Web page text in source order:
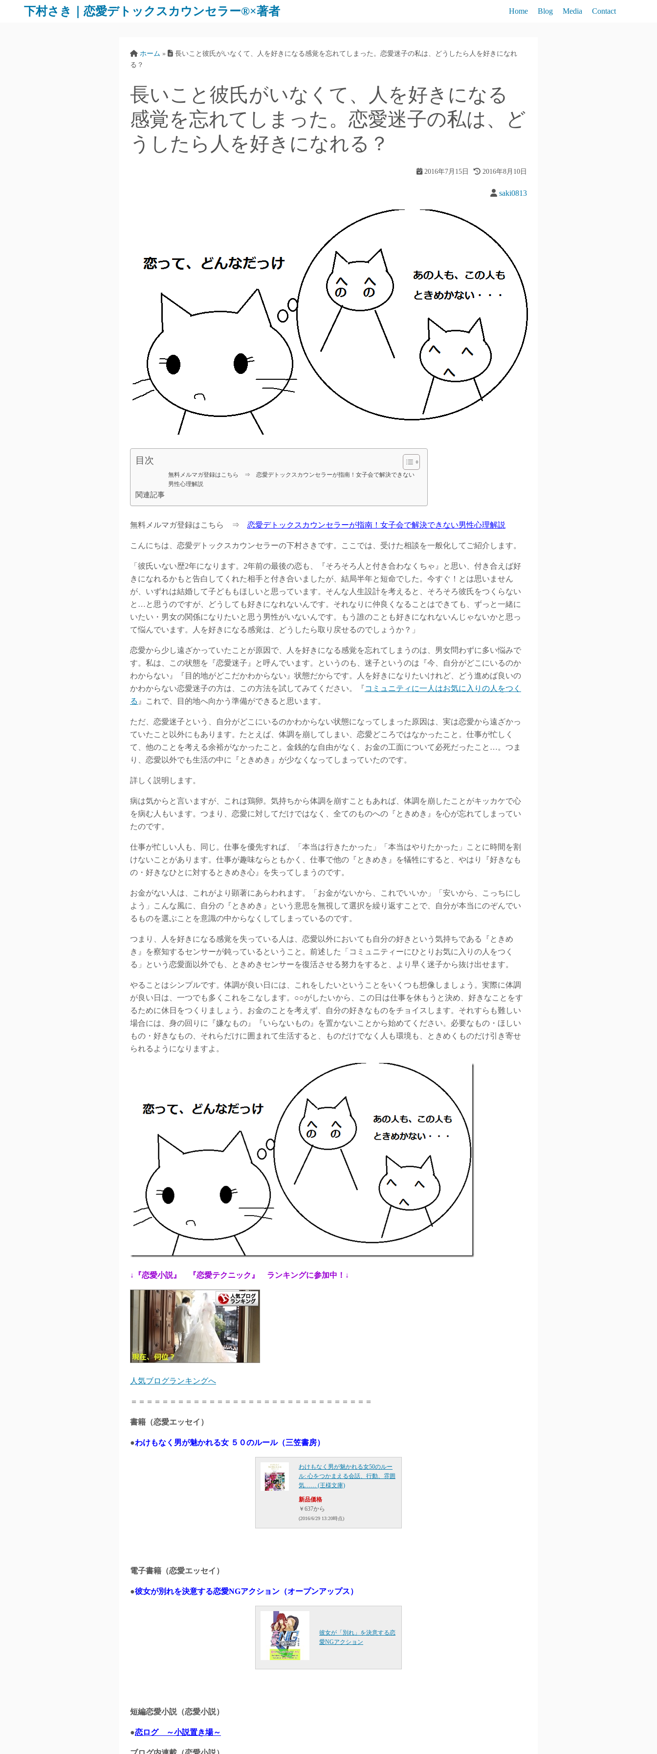
下村さき｜恋愛デトックスカウンセラー®×著者 Home Blog Media Contact
ホーム »
長いこと彼氏がいなくて、人を好きになる感覚を忘れてしまった。恋愛迷子の私は、どうしたら人を好きになれ
る？
長いこと彼氏がいなくて、人を好きになる
感覚を忘れてしまった。恋愛迷子の私は、ど
うしたら人を好きになれる？
2016年7月15日 2016年8月10日
saki0813
目次
無料メルマガ登録はこちら ⇒ 恋愛デトックスカウンセラーが指南！女子会で解決できない
男性心理解説
関連記事
無料メルマガ登録はこちら ⇒ 恋愛デトックスカウンセラーが指南！女子会で解決できない男性心理解説
こんにちは、恋愛デトックスカウンセラーの下村さきです。ここでは、受けた相談を一般化してご紹介します。
「彼氏いない歴2年になります。2年前の最後の恋も、『そろそろ人と付き合わなくちゃ』と思い、付き合えば好
きになれるかもと告白してくれた相手と付き合いましたが、結局半年と短命でした。今すぐ！とは思いません
が、いずれは結婚して子どももほしいと思っています。そんな人生設計を考えると、そろそろ彼氏をつくらない
と…と思うのですが、どうしても好きになれないんです。それなりに仲良くなることはできても、ずっと一緒に
いたい・男女の関係になりたいと思う男性がいないんです。もう誰のことも好きになれないんじゃないかと思っ
て悩んでいます。人を好きになる感覚は、どうしたら取り戻せるのでしょうか？」
恋愛から少し遠ざかっていたことが原因で、人を好きになる感覚を忘れてしまうのは、男女問わずに多い悩みで
す。私は、この状態を『恋愛迷子』と呼んでいます。というのも、迷子というのは『今、自分がどこにいるのか
わからない』『目的地がどこだかわからない』状態だからです。人を好きになりたいけれど、どう進めば良いの
かわからない恋愛迷子の方は、この方法を試してみてください。『コミュニティに一人はお気に入りの人をつく
る 』これで、目的地へ向かう準備ができると思います。
ただ、恋愛迷子という、自分がどこにいるのかわからない状態になってしまった原因は、実は恋愛から遠ざかっ
ていたこと以外にもあります。たとえば、体調を崩してしまい、恋愛どころではなかったこと。仕事が忙しく
て、他のことを考える余裕がなかったこと。金銭的な自由がなく、お金の工面について必死だったこと…。つま
り、恋愛以外でも生活の中に『ときめき』が少なくなってしまっていたのです。
詳しく説明します。
病は気からと言いますが、これは鶏卵。気持ちから体調を崩すこともあれば、体調を崩したことがキッカケで心
を病む人もいます。つまり、恋愛に対してだけではなく、全てのものへの『ときめき』を心が忘れてしまってい
たのです。
仕事が忙しい人も、同じ。仕事を優先すれば、「本当は行きたかった」「本当はやりたかった」ことに時間を割
けないことがあります。仕事が趣味ならともかく、仕事で他の『ときめき』を犠牲にすると、やはり『好きなも
の・好きなひとに対するときめき心』を失ってしまうのです。
お金がない人は、これがより顕著にあらわれます。「お金がないから、これでいいか」「安いから、こっちにし
よう」こんな風に、自分の『ときめき』という意思を無視して選択を繰り返すことで、自分が本当にのぞんでい
るものを選ぶことを意識の中からなくしてしまっているのです。
つまり、人を好きになる感覚を失っている人は、恋愛以外においても自分の好きという気持ちである『ときめ
き』を察知するセンサーが鈍っているということ。前述した「コミュニティーにひとりお気に入りの人をつく
る」という恋愛面以外でも、ときめきセンサーを復活させる努力をすると、より早く迷子から抜け出せます。
やることはシンプルです。体調が良い日には、これをしたいということをいくつも想像しましょう。実際に体調
が良い日は、一つでも多くこれをこなします。○○がしたいから、この日は仕事を休もうと決め、好きなことをす
るために休日をつくりましょう。お金のことを考えず、自分の好きなものをチョイスします。それすらも難しい
場合には、身の回りに『嫌なもの』『いらないもの』を置かないことから始めてください。必要なもの・ほしい
もの・好きなもの、それらだけに囲まれて生活すると、ものだけでなく人も環境も、ときめくものだけ引き寄せ
られるようになりますよ。
↓ 『恋愛小説』 『恋愛テクニック』 ランキングに参加中！ ↓
人気ブログランキングへ
＝＝＝＝＝＝＝＝＝＝＝＝＝＝＝＝＝＝＝＝＝＝＝＝＝＝＝＝＝＝＝
書籍（恋愛エッセイ）
●わけもなく男が魅かれる女 ５０のルール（三笠書房）
わけもなく男が魅かれる女50のルー
ル: 心をつかまえる会話、行動、雰囲
気…… (王様文庫)
新品価格
￥637から
(2016/6/29 13:20時点)
電子書籍（恋愛エッセイ）
●彼女が別れを決意する恋愛NGアクション（オープンアップス）
彼女が「別れ」を決意する恋
愛NGアクション
短編恋愛小説（恋愛小説）
●恋ログ ～小説置き場～